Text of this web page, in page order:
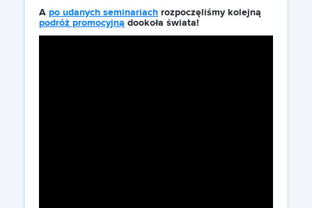
A po udanych seminariach rozpoczęliśmy kolejną
podróż promocyjną dookoła świata!